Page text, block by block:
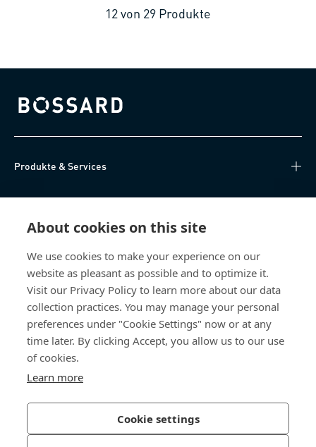
About cookies on this site
We use cookies to make your experience on our
website as pleasant as possible and to optimize it.
Visit our Privacy Policy to learn more about our data
collection practices. You may manage your personal
preferences under "Cookie Settings" now or at any
time later. By clicking Accept, you allow us to our use
of cookies.
Learn more
Cookie settings
12von 29 Produkte
Bossard homepage
Produkte & Services
Wissen
Über uns
Bossard Schweiz
Steinhauserstrasse 70
6301 Zug